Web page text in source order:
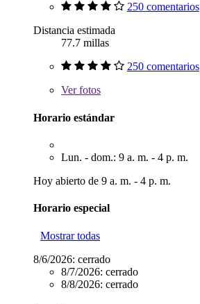
250 comentarios
Distancia estimada
77.7 millas
250 comentarios
Verfotos
Horario estándar
Lun. - dom.: 9 a. m. - 4 p. m.
Hoy abierto de 9 a. m. - 4 p. m.
Horario especial
Mostrar todas
8/6/2026: cerrado
8/7/2026: cerrado
8/8/2026: cerrado